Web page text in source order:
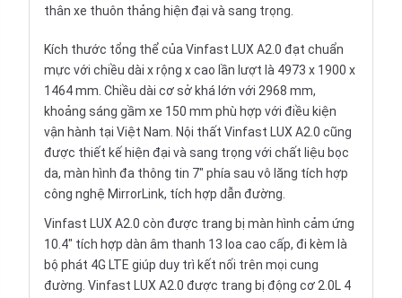
thân xe thuôn thảng hiện đại và sang trọng.
Kích thước tổng thể của Vinfast LUX A2.0 đạt chuẩn
mực với chiều dài x rộng x cao lần lượt là 4973 x 1900 x
1464 mm. Chiều dài cơ sở khá lớn với 2968 mm,
khoảng sáng gầm xe 150 mm phù hợp với điều kiện
vận hành tại Việt Nam. Nội thất Vinfast LUX A2.0 cũng
được thiết kế hiện đại và sang trọng với chất liệu bọc
da, màn hình đa thông tin 7" phía sau vô lăng tích hợp
công nghệ MirrorLink, tích hợp dẫn đường.
Vinfast LUX A2.0 còn được trang bị màn hình cảm ứng
10.4" tích hợp dàn âm thanh 13 loa cao cấp, đi kèm là
bộ phát 4G LTE giúp duy trì kết nối trên mọi cung
đường. Vinfast LUX A2.0 được trang bị động cơ 2.0L 4